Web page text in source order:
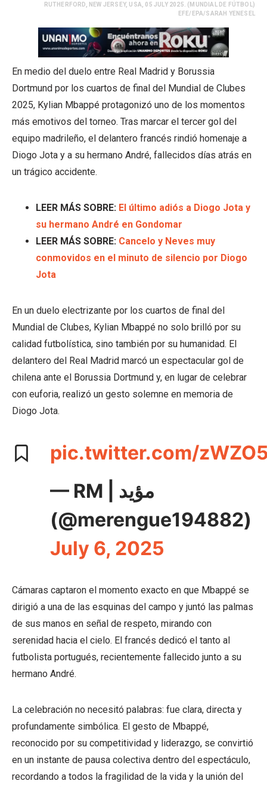
RUTHERFORD, NEW JERSEY, USA, 05 JULY 2025. (MUNDIAL DE FÚTBOL)
EFE/EPA/SARAH YENESEL
En medio del duelo entre Real Madrid y Borussia
Dortmund por los cuartos de final del Mundial de Clubes
2025, Kylian Mbappé protagonizó uno de los momentos
más emotivos del torneo. Tras marcar el tercer gol del
equipo madrileño, el delantero francés rindió homenaje a
Diogo Jota y a su hermano André, fallecidos días atrás en
un trágico accidente.
LEER MÁS SOBRE: El último adiós a Diogo Jota y
su hermano André en Gondomar
LEER MÁS SOBRE: Cancelo y Neves muy
conmovidos en el minuto de silencio por Diogo
Jota
En un duelo electrizante por los cuartos de final del
Mundial de Clubes, Kylian Mbappé no solo brilló por su
calidad futbolística, sino también por su humanidad. El
delantero del Real Madrid marcó un espectacular gol de
chilena ante el Borussia Dortmund y, en lugar de celebrar
con euforia, realizó un gesto solemne en memoria de
Diogo Jota.
pic.twitter.com/
— RM | مؤيد
(@merengue194882)
July 6, 2025
Cámaras captaron el momento exacto en que Mbappé se
dirigió a una de las esquinas del campo y juntó las palmas
de sus manos en señal de respeto, mirando con
serenidad hacia el cielo. El francés dedicó el tanto al
futbolista portugués, recientemente fallecido junto a su
hermano André.
La celebración no necesitó palabras: fue clara, directa y
profundamente simbólica. El gesto de Mbappé,
reconocido por su competitividad y liderazgo, se convirtió
en un instante de pausa colectiva dentro del espectáculo,
recordando a todos la fragilidad de la vida y la unión del